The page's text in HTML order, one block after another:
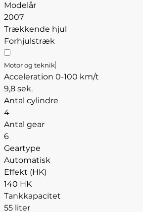
Modelår
2007
Trækkende hjul
Forhjulstræk
Motor og teknik
Acceleration 0-100 km/t
9,8 sek.
Antal cylindre
4
Antal gear
6
Geartype
Automatisk
Effekt (HK)
140 HK
Tankkapacitet
55 liter